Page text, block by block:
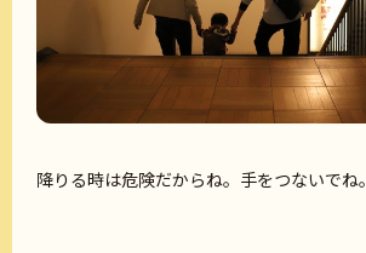
降りる時は危険だからね。手をつないでね。